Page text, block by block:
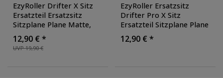
EzyRoller Drifter X Sitz
Ersatzteil Ersatzsitz
Sitzplane Plane Matte,
Farbe: schwarz/grau
UVP 19,90 €
12,90 € *
EzyRoller Ersatzsitz
Drifter Pro X Sitz
Ersatzteil Sitzplane Plane
Matte , Farbe:
schwarz/grau
12,90 € *